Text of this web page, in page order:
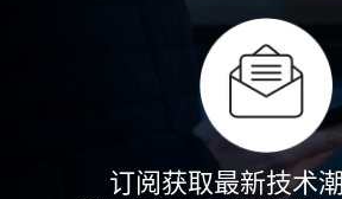
订阅获取最新技术